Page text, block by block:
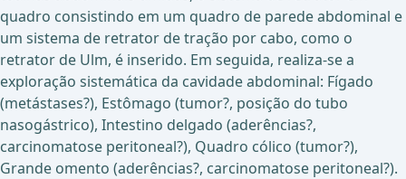
quadro consistindo em um quadro de parede abdominal e
um sistema de retrator de tração por cabo, como o
retrator de Ulm, é inserido. Em seguida, realiza-se a
exploração sistemática da cavidade abdominal: Fígado
(metástases?), Estômago (tumor?, posição do tubo
nasogástrico), Intestino delgado (aderências?,
carcinomatose peritoneal?), Quadro cólico (tumor?),
Grande omento (aderências?, carcinomatose peritoneal?).